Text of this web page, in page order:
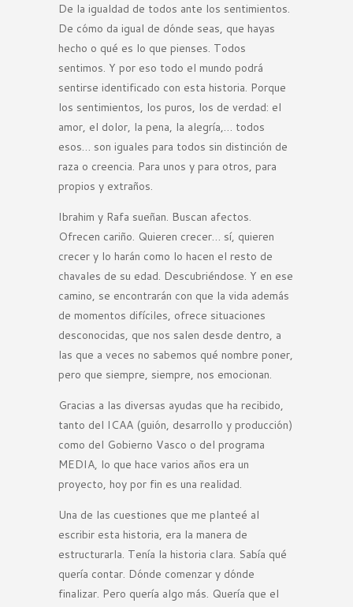
De la igualdad de todos ante los sentimientos.
De cómo da igual de dónde seas, que hayas
hecho o qué es lo que pienses. Todos
sentimos. Y por eso todo el mundo podrá
sentirse identificado con esta historia. Porque
los sentimientos, los puros, los de verdad: el
amor, el dolor, la pena, la alegría,… todos
esos… son iguales para todos sin distinción de
raza o creencia. Para unos y para otros, para
propios y extraños.
Ibrahim y Rafa sueñan. Buscan afectos.
Ofrecen cariño. Quieren crecer… sí, quieren
crecer y lo harán como lo hacen el resto de
chavales de su edad. Descubriéndose. Y en ese
camino, se encontrarán con que la vida además
de momentos difíciles, ofrece situaciones
desconocidas, que nos salen desde dentro, a
las que a veces no sabemos qué nombre poner,
pero que siempre, siempre, nos emocionan.
Gracias a las diversas ayudas que ha recibido,
tanto del ICAA (guión, desarrollo y producción)
como del Gobierno Vasco o del programa
MEDIA, lo que hace varios años era un
proyecto, hoy por fin es una realidad.
Una de las cuestiones que me planteé al
escribir esta historia, era la manera de
estructurarla. Tenía la historia clara. Sabía qué
quería contar. Dónde comenzar y dónde
finalizar. Pero quería algo más. Quería que el